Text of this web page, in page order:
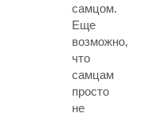
самцом.
Еще
возможно,
что
самцам
просто
не